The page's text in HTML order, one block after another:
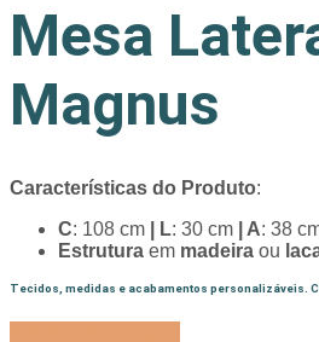
Mesa
Magnus
Características do Produto:
C: 108 cm | L: 30 cm | A: 38
Estrutura em madeira ou
Tecidos, medidas e acabamentos personalizáveis.